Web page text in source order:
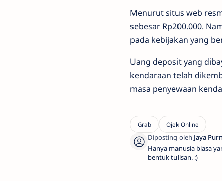
Menurut situs web
sebesar Rp200.000.
pada kebijakan yang
Uang deposit yang
kendaraan telah
masa penyewaan
Hanya manusia biasa
bentuk tulisan. :)